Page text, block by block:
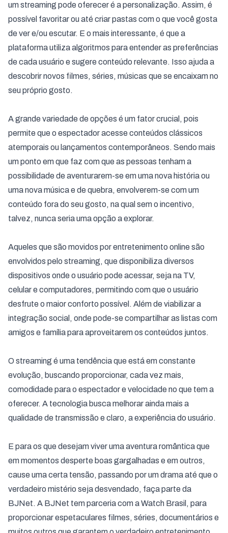
um streaming pode oferecer é a personalização. Assim, é
possível favoritar ou até criar pastas com o que você gosta
de ver e/ou escutar. E o mais interessante, é que a
plataforma utiliza algoritmos para entender as preferências
de cada usuário e sugere conteúdo relevante. Isso ajuda a
descobrir novos filmes, séries, músicas que se encaixam no
seu próprio gosto.
A grande variedade de opções é um fator crucial, pois
permite que o espectador acesse conteúdos clássicos
atemporais ou lançamentos contemporâneos. Sendo mais
um ponto em que faz com que as pessoas tenham a
possibilidade de aventurarem-se em uma nova história ou
uma nova música e de quebra, envolverem-se com um
conteúdo fora do seu gosto, na qual sem o incentivo,
talvez, nunca seria uma opção a explorar.
Aqueles que são movidos por entretenimento online são
envolvidos pelo streaming, que disponibiliza diversos
dispositivos onde o usuário pode acessar, seja na TV,
celular e computadores, permitindo com que o usuário
desfrute o maior conforto possível. Além de viabilizar a
integração social, onde pode-se compartilhar as listas com
amigos e família para aproveitarem os conteúdos juntos.
O streaming é uma tendência que está em constante
evolução, buscando proporcionar, cada vez mais,
comodidade para o espectador e velocidade no que tem a
oferecer. A tecnologia busca melhorar ainda mais a
qualidade de transmissão e claro, a experiência do usuário.
E para os que desejam viver uma aventura romântica que
em momentos desperte boas gargalhadas e em outros,
cause uma certa tensão, passando por um drama até que o
verdadeiro mistério seja desvendado, faça parte da
BJNet. A BJNet tem parceria com a Watch Brasil, para
proporcionar espetaculares filmes, séries, documentários e